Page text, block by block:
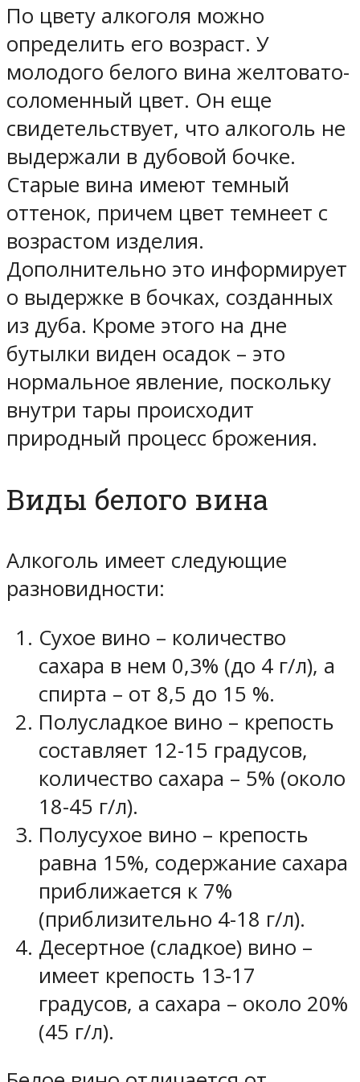
По цвету алкоголя можно
определить его возраст. У
молодого белого вина желтовато-
соломенный цвет. Он еще
свидетельствует, что алкоголь не
выдержали в дубовой бочке.
Старые вина имеют темный
оттенок, причем цвет темнеет с
возрастом изделия.
Дополнительно это информирует
о выдержке в бочках, созданных
из дуба. Кроме этого на дне
бутылки виден осадок – это
нормальное явление, поскольку
внутри тары происходит
природный процесс брожения.
Виды белого вина
Алкоголь имеет следующие
разновидности:
Сухое вино – количество
сахара в нем 0,3% (до 4 г/л), а
спирта – от 8,5 до 15 %.
Полусладкое вино – крепость
составляет 12-15 градусов,
количество сахара – 5% (около
18-45 г/л).
Полусухое вино – крепость
равна 15%, содержание сахара
приближается к 7%
(приблизительно 4-18 г/л).
Десертное (сладкое) вино –
имеет крепость 13-17
градусов, а сахара – около 20%
(45 г/л).